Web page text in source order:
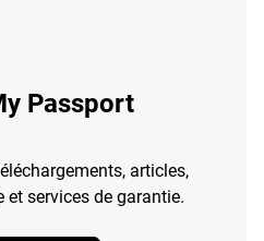
Passport
articles,
services de garantie.